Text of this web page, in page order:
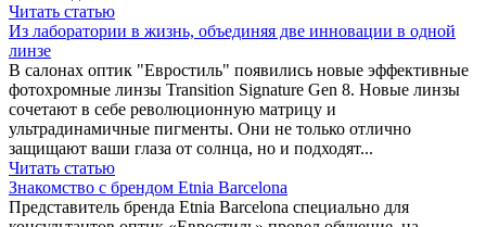
Читать статью
Из лаборатории в жизнь, объединяя две инновации в одной
линзе
В салонах оптик "Евростиль" появились новые эффективные
фотохромные линзы Transition Signature Gen 8. Новые линзы
сочетают в себе революционную матрицу и
ультрадинамичные пигменты. Они не только отлично
защищают ваши глаза от солнца, но и подходят...
Читать статью
Знакомство с брендом Etnia Barcelona
Представитель бренда Etnia Barcelona специально для